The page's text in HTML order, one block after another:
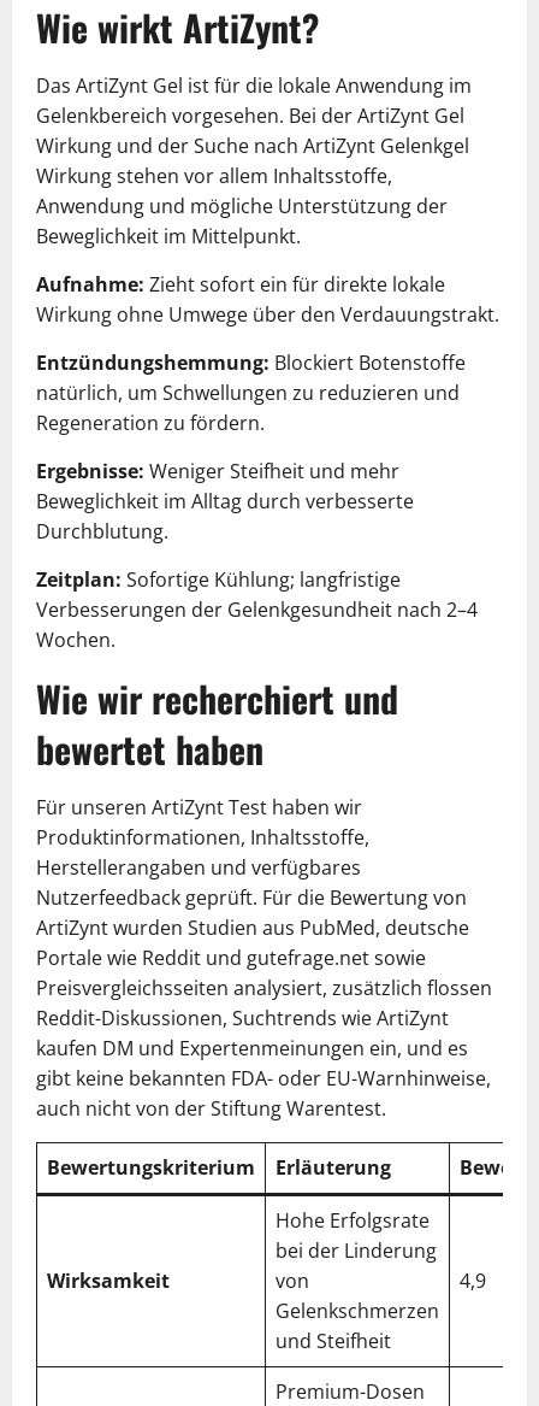
Wie wirkt ArtiZynt?
Das ArtiZynt Gel ist für die lokale Anwendung im
Gelenkbereich vorgesehen. Bei der ArtiZynt Gel
Wirkung und der Suche nach ArtiZynt Gelenkgel
Wirkung stehen vor allem Inhaltsstoffe,
Anwendung und mögliche Unterstützung der
Beweglichkeit im Mittelpunkt.
Aufnahme: Zieht sofort ein für direkte lokale
Wirkung ohne Umwege über den Verdauungstrakt.
Entzündungshemmung: Blockiert Botenstoffe
natürlich, um Schwellungen zu reduzieren und
Regeneration zu fördern.
Ergebnisse: Weniger Steifheit und mehr
Beweglichkeit im Alltag durch verbesserte
Durchblutung.
Zeitplan: Sofortige Kühlung; langfristige
Verbesserungen der Gelenkgesundheit nach 2–4
Wochen.
Wie wir recherchiert und
bewertet haben
Für unseren ArtiZynt Test haben wir
Produktinformationen, Inhaltsstoffe,
Herstellerangaben und verfügbares
Nutzerfeedback geprüft. Für die Bewertung von
ArtiZynt wurden Studien aus PubMed, deutsche
Portale wie Reddit und gutefrage.net sowie
Preisvergleichsseiten analysiert, zusätzlich flossen
Reddit-Diskussionen, Suchtrends wie ArtiZynt
kaufen DM und Expertenmeinungen ein, und es
gibt keine bekannten FDA- oder EU-Warnhinweise,
auch nicht von der Stiftung Warentest.
Bewertungskriterium Erläuterung
Wirksamkeit
Hohe Erfolgsrate
bei der Linderung
von
Gelenkschmerzen
und Steifheit
4,9
Premium-Dosen